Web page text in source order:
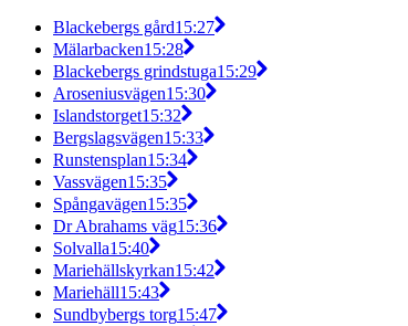
Blackebergs gård15:27
Mälarbacken15:28
Blackebergs grindstuga15:29
Aroseniusvägen15:30
Islandstorget15:32
Bergslagsvägen15:33
Runstensplan15:34
Vassvägen15:35
Spångavägen15:35
Dr Abrahams väg15:36
Solvalla15:40
Mariehällskyrkan15:42
Mariehäll15:43
Sundbybergs torg15:47